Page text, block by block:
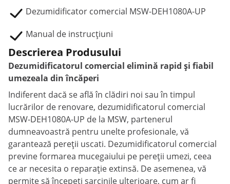
Dezumidificator comercial MSW-DEH1080A-UP
Manual de instrucțiuni
Descrierea Produsului
Dezumidificatorul comercial elimină rapid și fiabil
umezeala din încăperi
Indiferent dacă se află în clădiri noi sau în timpul
lucrărilor de renovare, dezumidificatorul comercial
MSW-DEH1080A-UP de la MSW, partenerul
dumneavoastră pentru unelte profesionale, vă
garantează pereții uscati. Dezumidificatorul comercial
previne formarea mucegaiului pe pereții umezi, ceea
ce ar necesita o reparație extinsă. De asemenea, vă
permite să începeți sarcinile ulterioare, cum ar fi